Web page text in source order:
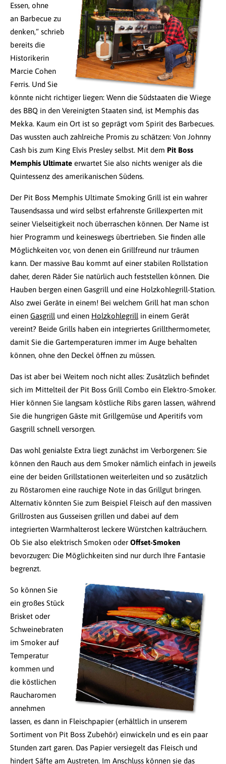
Essen, ohne
an Barbecue zu
denken,“ schrieb
bereits die
Historikerin
Marcie Cohen
Ferris. Und Sie
könnte nicht richtiger liegen: Wenn die Südstaaten die Wiege
des BBQ in den Vereinigten Staaten sind, ist Memphis das
Mekka. Kaum ein Ort ist so geprägt vom Spirit des Barbecues.
Das wussten auch zahlreiche Promis zu schätzen: Von Johnny
Cash bis zum King Elvis Presley selbst. Mit dem Pit Boss
Memphis Ultimate erwartet Sie also nichts weniger als die
Quintessenz des amerikanischen Südens.
Der Pit Boss Memphis Ultimate Smoking Grill ist ein wahrer
Tausendsassa und wird selbst erfahrenste Grillexperten mit
seiner Vielseitigkeit noch überraschen können. Der Name ist
hier Programm und keineswegs übertrieben. Sie finden alle
Möglichkeiten vor, von denen ein Grillfreund nur träumen
kann. Der massive Bau kommt auf einer stabilen Rollstation
daher, deren Räder Sie natürlich auch feststellen können. Die
Hauben bergen einen Gasgrill und eine Holzkohlegrill-Station.
Also zwei Geräte in einem! Bei welchem Grill hat man schon
einen Gasgrillund einen Holzkohlegrillin einem Gerät
vereint? Beide Grills haben ein integriertes Grillthermometer,
damit Sie die Gartemperaturen immer im Auge behalten
können, ohne den Deckel öffnen zu müssen.
Das ist aber bei Weitem noch nicht alles: Zusätzlich befindet
sich im Mittelteil der Pit Boss Grill Combo ein Elektro-Smoker.
Hier können Sie langsam köstliche Ribs garen lassen, während
Sie die hungrigen Gäste mit Grillgemüse und Aperitifs vom
Gasgrill schnell versorgen.
Das wohl genialste Extra liegt zunächst im Verborgenen: Sie
können den Rauch aus dem Smoker nämlich einfach in jeweils
eine der beiden Grillstationen weiterleiten und so zusätzlich
zu Röstaromen eine rauchige Note in das Grillgut bringen.
Alternativ könnten Sie zum Beispiel Fleisch auf den massiven
Grillrosten aus Gusseisen grillen und dabei auf dem
integrierten Warmhalterost leckere Würstchen kalträuchern.
Ob Sie also elektrisch Smoken oder Offset-Smoken
bevorzugen: Die Möglichkeiten sind nur durch Ihre Fantasie
begrenzt.
So können Sie
ein großes Stück
Brisket oder
Schweinebraten
im Smoker auf
Temperatur
kommen und
die köstlichen
Raucharomen
annehmen
lassen, es dann in Fleischpapier (erhältlich in unserem
Sortiment von Pit Boss Zubehör) einwickeln und es ein paar
Stunden zart garen. Das Papier versiegelt das Fleisch und
hindert Säfte am Austreten. Im Anschluss können sie das